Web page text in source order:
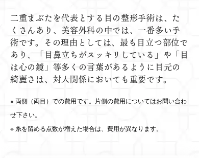
二重まぶたを代表とする目の整形手術は、た
くさんあり、美容外科の中では、一番多い手
術です。その理由としては、最も目立つ部位で
あり、「目鼻立ちがスッキリしている」や「目
は心の鏡」等多くの言葉があるように目元の
綺麗さは、対人関係においても重要です。
両側（両目）での費用です。片側の費用についてはお問い合わ
せ下さい。
糸を留める点数が増えた場合は、費用が異なります。